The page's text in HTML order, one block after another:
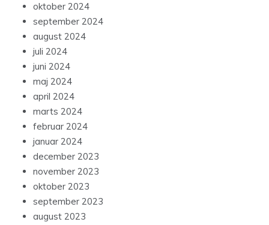
oktober 2024
september 2024
august 2024
juli 2024
juni 2024
maj 2024
april 2024
marts 2024
februar 2024
januar 2024
december 2023
november 2023
oktober 2023
september 2023
august 2023